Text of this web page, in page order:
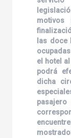
motivos
las doce
el hotel
podrá
dicha